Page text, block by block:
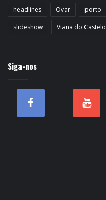
headlines
Ovar porto
slideshow
Viana do Castelo
Siga-nos